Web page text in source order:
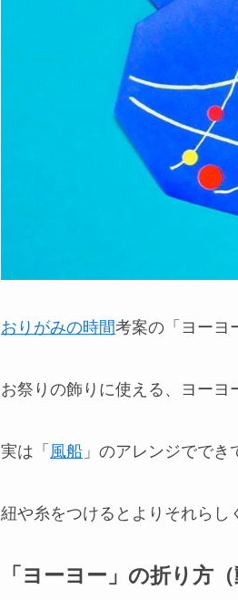
おりがみの時間考案の「ヨーヨ
お祭りの飾りに使える、ヨーヨ
実は「 風船 」のアレンジででき
紐や糸をつけるとよりそれらし
「ヨーヨー」の折り方（